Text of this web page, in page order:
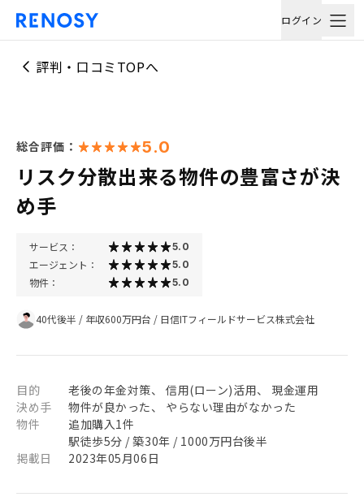
ログイン
評判・口コミTOPへ
総合評価： 5.0
リスク分散出来る物件の豊富さが決
め手
サービス： 5.0
エージェント： 5.0
物件： 5.0
40代後半 / 年収600万円台 / 日信ITフィールドサービス株式会社
目的
老後の年金対策、 信用(ローン)活用、 現金運用
決め手
物件が良かった、 やらない理由がなかった
物件
追加購入1件
駅徒歩5分 / 築30年 / 1000万円台後半
掲載日
2023年05月06日